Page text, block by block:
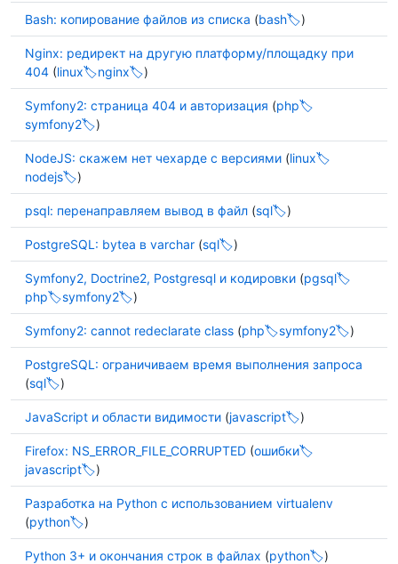
Bash: копирование файлов из списка (bash )
Nginx: редирект на другую платформу/площадку при
404 (linux nginx )
Symfony2: страница 404 и авторизация (php
symfony2
)
NodeJS: скажем нет чехарде с версиями (linux
nodejs
)
psql: перенаправляем вывод в файл (sql )
PostgreSQL: bytea в varchar (sql )
Symfony2, Doctrine2, Postgresql и кодировки (pgsql
php
symfony2 )
Symfony2: cannot redeclarate class (php symfony2 )
PostgreSQL: ограничиваем время выполнения запроса
(sql )
JavaScript и области видимости (javascript )
Firefox: NS_ERROR_FILE_CORRUPTED (ошибки
javascript
)
Разработка на Python с использованием virtualenv
(python )
Python 3+ и окончания строк в файлах (python )